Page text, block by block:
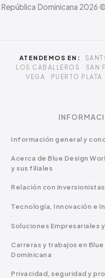
República Dominicana 2026
ATENDEMOS EN:
LOS CABALLEROS · SAN
VEGA · PUERTO
Información general y
Acerca de Blue Design
y sus filiales
Relación con
Tecnología, Innovación e
Soluciones Empresariales
Carreras y trabajos en
Dominicana
Privacidad, seguridad y